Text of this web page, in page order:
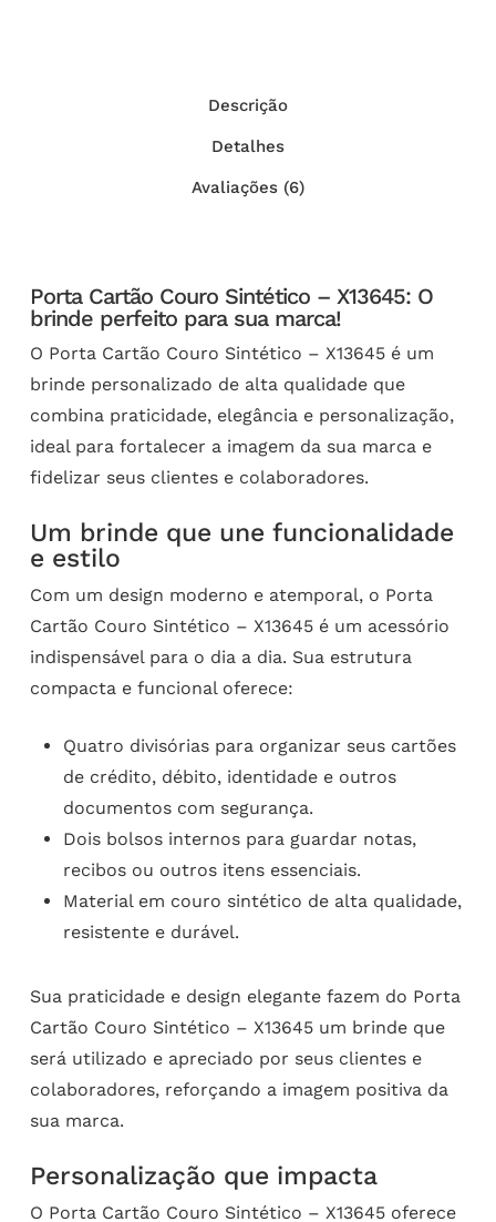
Descrição
Detalhes
Avaliações (6)
Porta Cartão Couro Sintético – X13645: O
brinde perfeito para sua marca!
O Porta Cartão Couro Sintético – X13645 é um
brinde personalizado de alta qualidade que
combina praticidade, elegância e personalização,
ideal para fortalecer a imagem da sua marca e
fidelizar seus clientes e colaboradores.
Um brinde que une funcionalidade
e estilo
Com um design moderno e atemporal, o Porta
Cartão Couro Sintético – X13645 é um acessório
indispensável para o dia a dia. Sua estrutura
compacta e funcional oferece:
Quatro divisórias para organizar seus cartões
de crédito, débito, identidade e outros
documentos com segurança.
Dois bolsos internos para guardar notas,
recibos ou outros itens essenciais.
Material em couro sintético de alta qualidade,
resistente e durável.
Sua praticidade e design elegante fazem do Porta
Cartão Couro Sintético – X13645 um brinde que
será utilizado e apreciado por seus clientes e
colaboradores, reforçando a imagem positiva da
sua marca.
Personalização que impacta
O Porta Cartão Couro Sintético – X13645 oferece